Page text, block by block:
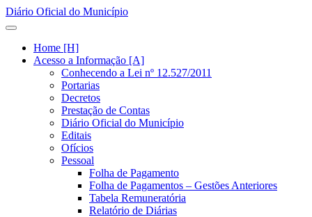
Diário Oficial do Município
Home [H]
Acesso a Informação [A]
Conhecendo a Lei nº 12.527/2011
Portarias
Decretos
Prestação de Contas
Diário Oficial do Município
Editais
Ofícios
Pessoal
Folha de Pagamento
Folha de Pagamentos – Gestões Anteriores
Tabela Remuneratória
Relatório de Diárias